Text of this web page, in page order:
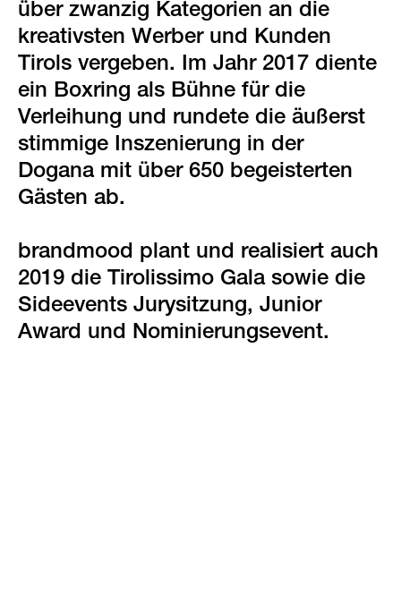
über zwanzig Kategorien an die
kreativsten Werber und Kunden
Tirols vergeben. Im Jahr 2017 diente
ein Boxring als Bühne für die
Verleihung und rundete die äußerst
stimmige Inszenierung in der
Dogana mit über 650 begeisterten
Gästen ab.
brandmood plant und realisiert auch
2019 die Tirolissimo Gala sowie die
Sideevents Jurysitzung, Junior
Award und Nominierungsevent.